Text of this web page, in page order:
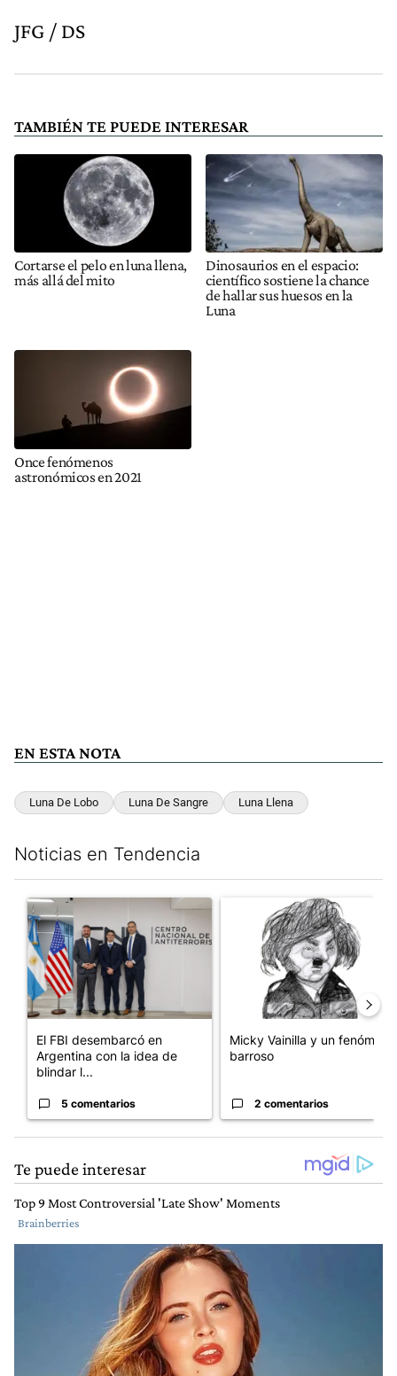
JFG / DS
TAMBIÉN TE PUEDE INTERESAR
Cortarse el pelo en luna llena,
más allá del mito
Dinosaurios en el espacio:
científico sostiene la chance
de hallar sus huesos en la
Luna
Once fenómenos
astronómicos en 2021
EN ESTA NOTA
Luna De Lobo Luna De Sangre Luna Llena
Noticias en Tendencia
Un artículo de tendencia con el título "El FBI desembarcó en
El FBI desembarcó en
Argentina con la idea de
blindar l...
5 comentarios
Un artículo de tendencia
Micky Vainilla y un fenómeno
barroso
2 comentarios